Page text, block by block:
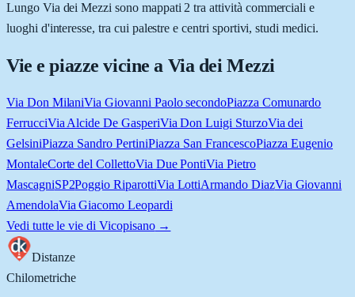
Lungo Via dei Mezzi sono mappati 2 tra attività commerciali e
luoghi d'interesse, tra cui palestre e centri sportivi, studi medici.
Vie e piazze vicine a Via dei Mezzi
Via Don MilaniVia Giovanni Paolo secondoPiazza Comunardo
FerrucciVia Alcide De GasperiVia Don Luigi SturzoVia dei
GelsiniPiazza Sandro PertiniPiazza San FrancescoPiazza Eugenio
MontaleCorte del CollettoVia Due PontiVia Pietro
MascagniSP2Poggio RiparottiVia LottiArmando DiazVia Giovanni
AmendolaVia Giacomo Leopardi
Vedi tutte le vie di Vicopisano→
Distanze
Chilometriche